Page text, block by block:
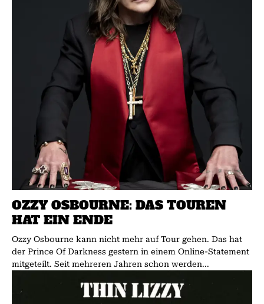
OZZY OSBOURNE: DAS TOUREN
HAT EIN ENDE
Ozzy Osbourne kann nicht mehr auf Tour gehen. Das hat
der Prince Of Darkness gestern in einem Online-Statement
mitgeteilt. Seit mehreren Jahren schon werden...